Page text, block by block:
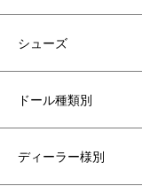
シューズ
ドール種類別
ディーラー様別